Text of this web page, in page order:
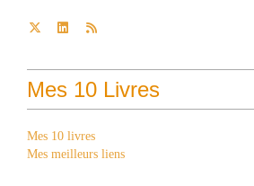
Mes 10 Livres
Mes 10 livres
Mes meilleurs liens